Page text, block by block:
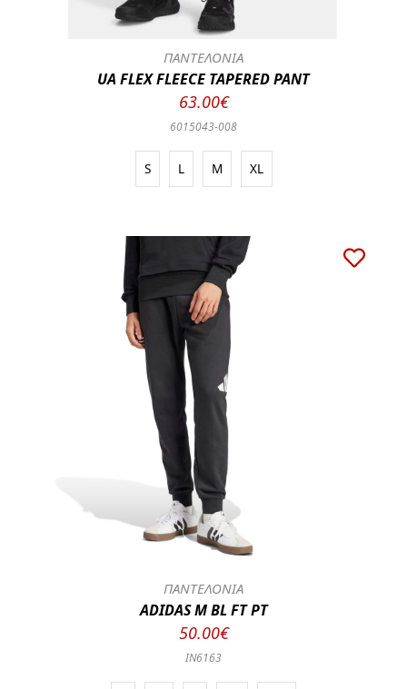
ΠΑΝΤΕΛΟΝΙΑ
UA FLEX FLEECE TAPERED PANT
63.00€
6015043-008
S L M XL
ΠΑΝΤΕΛΟΝΙΑ
ADIDAS M BL FT PT
50.00€
IN6163